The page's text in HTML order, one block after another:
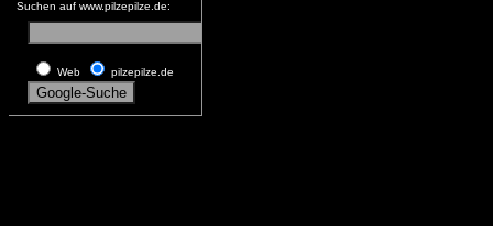
Suchen auf www.pilzepilze.de:
Web pilzepilze.de